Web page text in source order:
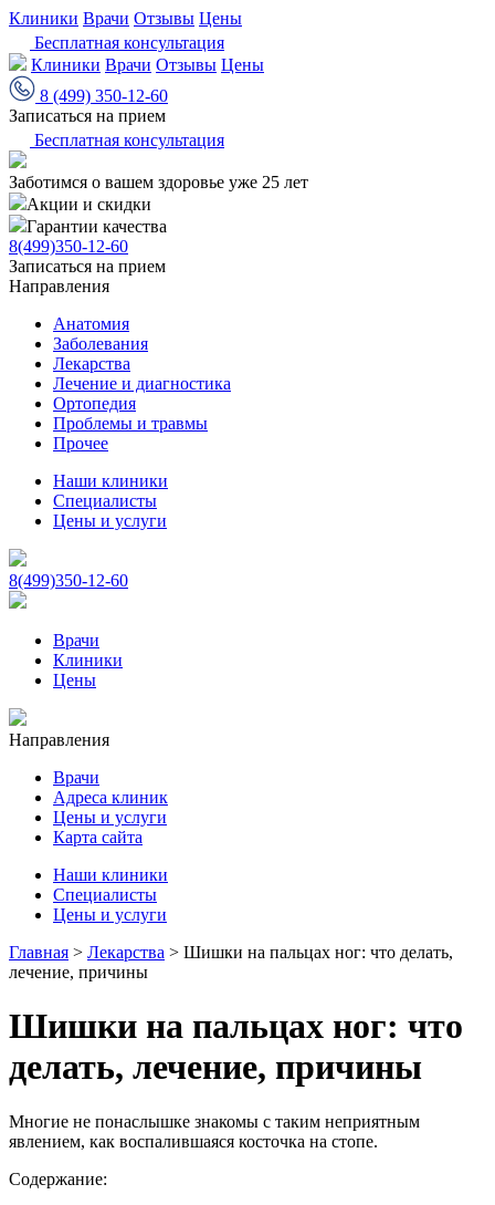
Клиники Врачи Отзывы Цены
Бесплатная консультация
Клиники Врачи Отзывы Цены
8 (499) 350-12-60
Записаться на прием
Бесплатная консультация
Заботимся о вашем здоровье уже 25 лет
Акции и скидки
Гарантии качества
8(499)350-12-60
Записаться на прием
Направления
Анатомия
Заболевания
Лекарства
Лечение и диагностика
Ортопедия
Проблемы и травмы
Прочее
Наши клиники
Специалисты
Цены и услуги
8(499)350-12-60
Врачи
Клиники
Цены
Направления
Врачи
Адреса клиник
Цены и услуги
Карта сайта
Наши клиники
Специалисты
Цены и услуги
Главная > Лекарства > Шишки на пальцах ног: что делать,
лечение, причины
Шишки на пальцах ног: что
делать, лечение, причины
Многие не понаслышке знакомы с таким неприятным
явлением, как воспалившаяся косточка на стопе.
Содержание: